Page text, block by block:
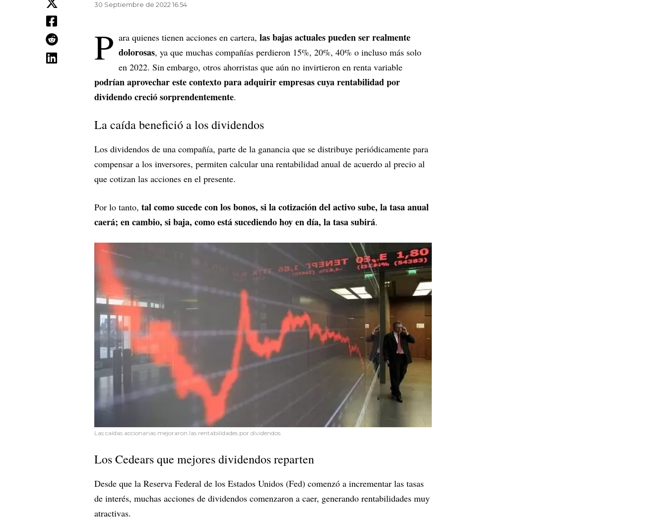
30 Septiembre de 2022 16.54
P ara quienes tienen acciones en cartera, las bajas actuales pueden ser realmente
dolorosas, ya que muchas compañías perdieron 15%, 20%, 40% o incluso más solo
en 2022. Sin embargo, otros ahorristas que aún no invirtieron en renta variable
podrían aprovechar este contexto para adquirir empresas cuya rentabilidad por
dividendo creció sorprendentemente.
La caída benefició a los dividendos
Los dividendos de una compañía, parte de la ganancia que se distribuye periódicamente para
compensar a los inversores, permiten calcular una rentabilidad anual de acuerdo al precio al
que cotizan las acciones en el presente.
Por lo tanto, tal como sucede con los bonos, si la cotización del activo sube, la tasa anual
caerá; en cambio, si baja, como está sucediendo hoy en día, la tasa subirá.
Las caídas accionarias mejoraron las rentabilidades por dividendos.
Los Cedears que mejores dividendos reparten
Desde que la Reserva Federal de los Estados Unidos (Fed) comenzó a incrementar las tasas
de interés, muchas acciones de dividendos comenzaron a caer, generando rentabilidades muy
atractivas.